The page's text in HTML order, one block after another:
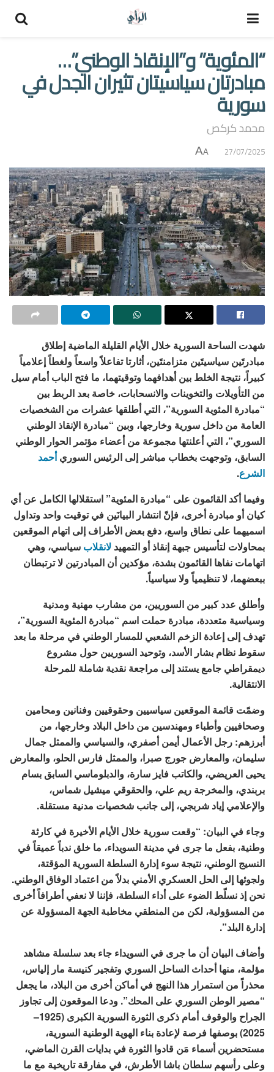
“المئوية” و”الإنقاذ الوطني”…
مبادرتان سياسيتان تثيران الجدل في
سورية
محمد كركص
27/07/2025
A
A
شهدت الساحة السورية خلال الأيام القليلة الماضية إطلاق
مبادرتَين سياسيتَين متزامنتَين، أثارتا تفاعلاً واسعاً ولغطاً إعلامياً
كبيراً، نتيجة الخلط بين أهدافهما وتوقيتهما، ما فتح الباب أمام سيل
من التأويلات والتخوينات والانسحابات، خاصة بعد الربط بين
“مبادرة المئوية السورية”، التي أطلقها عشرات من الشخصيات
العامة من داخل سورية وخارجها، وبين “مبادرة الإنقاذ الوطني
السوري”، التي أعلنتها مجموعة من أعضاء مؤتمر الحوار الوطني
السابق، وتوجهت بخطاب مباشر إلى الرئيس السوريأحمد
الشرع.
وفيما أكد القائمون على “مبادرة المئوية” استقلالها الكامل عن أي
كيان أو مبادرة أخرى، فإنّ انتشار البيانَين في توقيت واحد وتداول
اسميهما على نطاق واسع، دفع بعض الأطراف إلى اتهام الموقعين
بمحاولات لتأسيس جبهة إنقاذ أو التمهيد لانقلاب سياسي، وهي
اتهامات نفاها القائمون بشدة، مؤكدين أن المبادرتين لا ترتبطان
ببعضهما، لا تنظيمياً ولا سياسياً.
وأطلق عدد كبير من السوريين، من مشارب مهنية ومدنية
وسياسية متعددة، مبادرة حملت اسم “مبادرة المئوية السورية”،
تهدف إلى إعادة الزخم الشعبي للمسار الوطني في مرحلة ما بعد
سقوط نظام بشار الأسد، وتوحيد السوريين حول مشروع
ديمقراطي جامع يستند إلى مراجعة نقدية شاملة للمرحلة
الانتقالية.
وضمّت قائمة الموقعين سياسيين وحقوقيين وفنانين ومحامين
وصحافيين وأطباء ومهندسين من داخل البلاد وخارجها، من
أبرزهم: رجل الأعمال أيمن أصفري، والسياسي والممثل جمال
سليمان، والمعارض جورج صبرا، والممثل فارس الحلو، والمعارض
يحيى العريضي، والكاتب فايز سارة، والدبلوماسي السابق بسام
بربندي، والمخرجة ريم علي، والحقوقي ميشيل شماس،
والإعلامي إياد شربجي، إلى جانب شخصيات مدنية مستقلة.
وجاء في البيان: “وقعت سورية خلال الأيام الأخيرة في كارثة
وطنية، بفعل ما جرى في مدينة السويداء، ما خلق ندباً عميقاً في
النسيج الوطني، نتيجة سوء إدارة السلطة السورية المؤقتة،
ولجوئها إلى الحل العسكري الأمني بدلاً من اعتماد الوفاق الوطني.
نحن إذ نسلّط الضوء على أداء السلطة، فإننا لا نعفي أطرافاً أخرى
من المسؤولية، لكن من المنطقي مخاطبة الجهة المسؤولة عن
إدارة البلد”.
وأضاف البيان أن ما جرى في السويداء جاء بعد سلسلة مشاهد
مؤلمة، منها أحداث الساحل السوري وتفجير كنيسة مار إلياس،
محذراً من استمرار هذا النهج في أماكن أخرى من البلاد، ما يجعل
“مصير الوطن السوري على المحك”. ودعا الموقعون إلى تجاوز
الجراح والوقوف أمام ذكرى الثورة السورية الكبرى (1925–
2025) بوصفها فرصة لإعادة بناء الهوية الوطنية السورية،
مستحضرين أسماء مَن قادوا الثورة في بدايات القرن الماضي،
وعلى رأسهم سلطان باشا الأطرش، في مفارقة تاريخية مع ما